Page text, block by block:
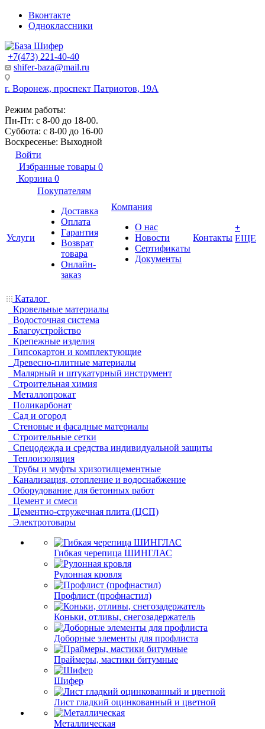
Вконтакте
Одноклассники
+7(473) 221-40-40
shifer-baza@mail.ru
г. Воронеж, проспект Патриотов, 19А
Режим работы:
Пн-Пт: с 8-00 до 18-00.
Суббота: с 8-00 до 16-00
Воскресенье: Выходной
Войти
Избранные товары 0
Корзина 0
Услуги
Покупателям
Доставка
Оплата
Гарантия
Возврат
товара
Онлайн-
заказ
Компания
О нас
Новости
Сертификаты
Документы
Контакты
+
ЕЩЕ
Каталог
Кровельные материалы
Водосточная система
Благоустройство
Крепежные изделия
Гипсокартон и комплектующие
Древесно-плитные материалы
Малярный и штукатурный инструмент
Строительная химия
Металлопрокат
Поликарбонат
Сад и огород
Стеновые и фасадные материалы
Строительные сетки
Спецодежда и средства индивидуальной защиты
Теплоизоляция
Трубы и муфты хризотилцементные
Канализация, отопление и водоснабжение
Оборудование для бетонных работ
Цемент и смеси
Цементно-стружечная плита (ЦСП)
Электротовары
Гибкая черепица ШИНГЛАС
Рулонная кровля
Профлист (профнастил)
Коньки, отливы, снегозадержатель
Доборные элементы для профлиста
Праймеры, мастики битумные
Шифер
Лист гладкий оцинкованный и цветной
Металлическая